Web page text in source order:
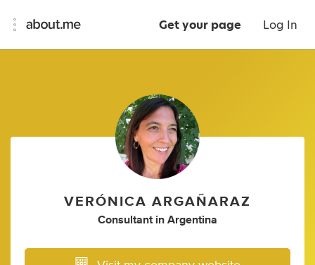
Get your page Log In
VERÓNICA ARGAÑARAZ
Consultant in Argentina